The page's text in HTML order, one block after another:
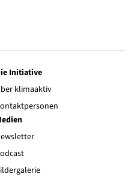
Initiative
klimaaktiv